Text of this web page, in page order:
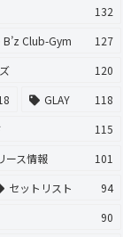
132
B’z Club-Gym
127
120
GLAY
118
115
ース情報
101
セットリスト
94
90